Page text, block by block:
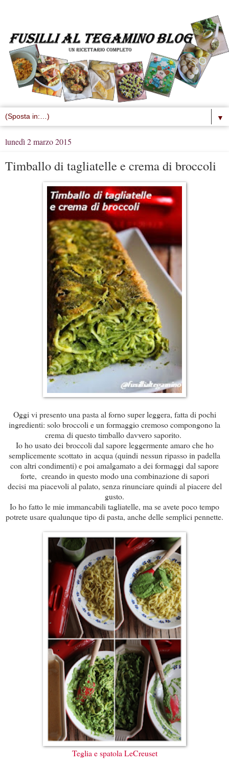
▼
lunedì 2 marzo 2015
Timballo di tagliatelle e crema di broccoli
Oggi vi presento una pasta al forno super leggera, fatta di pochi
ingredienti: solo broccoli e un formaggio cremoso compongono la
crema di questo timballo davvero saporito.
Io ho usato dei broccoli dal sapore leggermente amaro che ho
semplicemente scottato in acqua (quindi nessun ripasso in padella
con altri condimenti) e poi amalgamato a dei formaggi dal sapore
forte, creando in questo modo una combinazione di sapori
decisi ma piacevoli al palato, senza rinunciare quindi al piacere del
gusto.
Io ho fatto le mie immancabili tagliatelle, ma se avete poco tempo
potrete usare qualunque tipo di pasta, anche delle semplici pennette.
Teglia e spatola LeCreuset